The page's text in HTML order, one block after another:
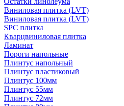
Виниловая плитка (LVT)
Виниловая плитка (LVT)
SPC плитка
Кварцвиниловая плитка
Ламинат
Пороги напольные
Плинтус напольный
Плинтус пластиковый
Плинтус 100мм
Плинтус 55мм
Плинтус 72мм